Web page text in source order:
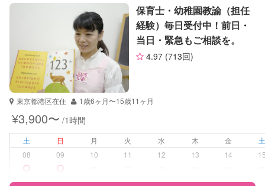
特徴 料金 レビュー
サポートの特徴
資格 自治体届出済ベビーシッター
受験対策 なし
学校/塾の補習・宿題
対応科目 なし
保育士・幼稚園教諭（担任
経験）毎日受付中！前日・
当日・緊急もご相談を。
4.97 (713回)
東京都港区在住 1歳6ヶ月〜15歳11ヶ月
¥3,900〜 /1時間
土 日 月 火 水 木 金
08
09 10 11 12 13 14